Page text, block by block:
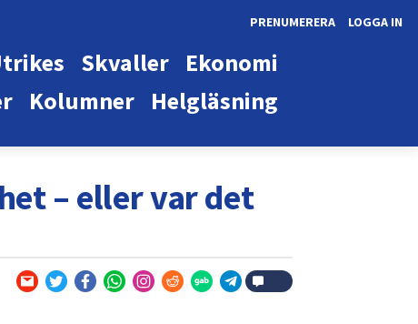
LOGGA IN
PRENUMERERA
Ekonomi
Skvaller
Helgläsning
Kolumner
– eller var det